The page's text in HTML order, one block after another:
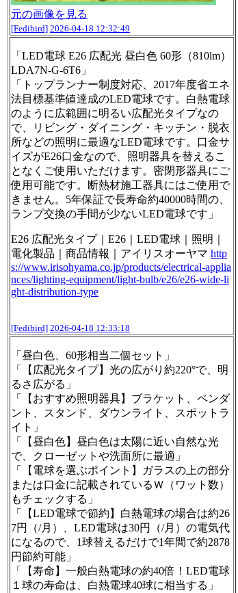
元の画像を見る
[Fedibird] 2026-04-18 12:32:49
「LED電球 E26 広配光 昼白色 60形（810lm）
LDA7N-G-6T6」
「トップランナー制度対応、2017年度省エネ
法目標基準値達成のLED電球です。白熱電球
のように広範囲に明るい広配光タイプなの
で、リビング・ダイニング・キッチン・脱衣
所などの照明に最適なLED電球です。口金サ
イズがE26口金なので、照明器具を替えるこ
となくご使用いただけます。密閉形器具にご
使用可能です。断熱材施工器具にはご使用で
きません。5年保証で長寿命約40000時間の、
ランプ交換の手間が少ないLED電球です」
E26 広配光タイプ｜E26｜LED電球｜照明｜
電化製品｜商品情報｜アイリスオーヤマ http
s://www.irisohyama.co.jp/products/electrical-applia
nces/lighting-equipment/light-bulb/e26/e26-wide-li
ght-distribution-type
[Fedibird] 2026-04-18 12:33:18
「昼白色、60形相当二個セット」
「【広配光タイプ】光の広がり約220°で、明
るさ広がる」
「【おすすめ照明器具】ブラケット、ペンダ
ント、スタンド、ダウンライト、スポットラ
イト」
「【昼白色】昼白色は太陽に近い自然な光
で、クローゼットや洗面所に最適」
「【電球を選ぶポイント】ガラスの上の部分
または口金に記載されているＷ（ワット数）
もチェックする」
「【LED電球で節約】白熱電球の場合は約26
7円（/月）、LED電球は30円（/月）の電気代
になるので、1球替えるだけで1年間で約2878
円節約可能」
「【寿命】一般白熱電球の約40倍！LED電球
１球の寿命は、白熱電球40球に相当する」